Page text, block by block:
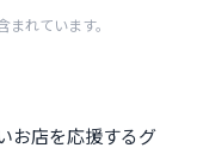
れています。
お店を応援するグ